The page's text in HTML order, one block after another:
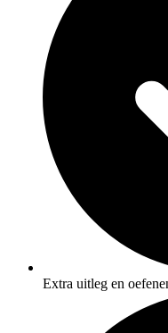
Extra uitleg en